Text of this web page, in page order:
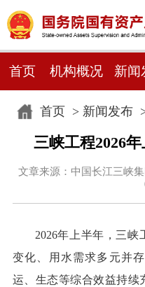
首页 机构概况 新闻
首页> 新闻发布
三峡工程2026
文章来源：中国长江三
2026年上半年，三
变化、用水需求多元并
运、生态等综合效益持续